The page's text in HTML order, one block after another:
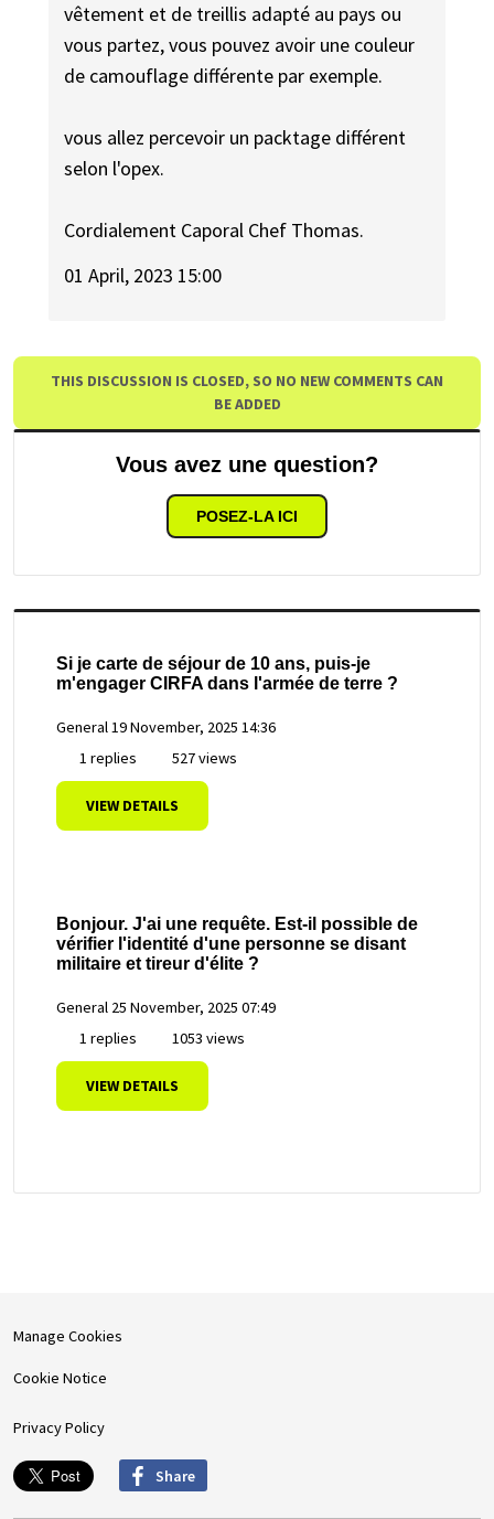
vêtement et de treillis adapté au pays ou
vous partez, vous pouvez avoir une couleur
de camouflage différente par exemple.
vous allez percevoir un packtage différent
selon l'opex.
Cordialement Caporal Chef Thomas.
01 April, 2023 15:00
THIS DISCUSSION IS CLOSED, SO NO NEW COMMENTS CAN
BE ADDED
Vous avez une question?
POSEZ-LA ICI
Si je carte de séjour de 10 ans, puis-je
m'engager CIRFA dans l'armée de terre ?
General19 November, 2025 14:36
1 replies
527 views
VIEW DETAILS
Bonjour. J'ai une requête. Est-il possible de
vérifier l'identité d'une personne se disant
militaire et tireur d'élite ?
General 25 November, 2025 07:49
1 replies
1053 views
VIEW DETAILS
Manage Cookies
Cookie Notice
Privacy Policy
Share